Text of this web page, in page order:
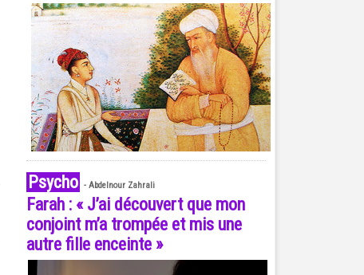
Psycho - Abdelnour Zahrali
Farah : « J’ai découvert que mon
conjoint m’a trompée et mis une
autre fille enceinte »